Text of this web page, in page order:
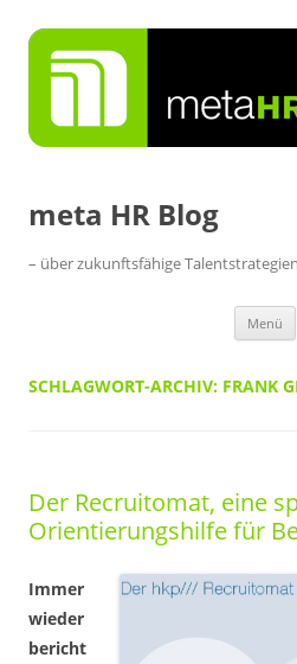
Inhalt
springen
meta HR Blog
– über zukunftsfähige
Menü
SCHLAGWORT-ARCHIV: FRANK
Der Recruitomat, eine
Orientierungshilfe für
Immer
wieder
bericht